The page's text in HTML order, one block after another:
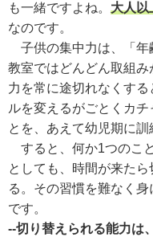
も一緒ですよね。 大人以
なのです。
子供の集中力は、「年
教室ではどんどん取組
力を常に途切れなくす
ルを変えるがごとくカ
とを、あえて幼児期に訓
すると、何か1つのこ
としても、時間が来た
る。その習慣を難なく
です。
--切り替えられる能力は